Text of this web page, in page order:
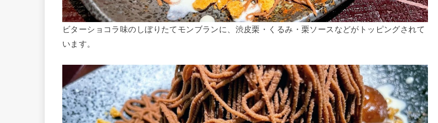
ビターショコラ味のしぼりたてモンブランに、渋皮栗・くるみ・栗ソースなどがトッピングされて
います。